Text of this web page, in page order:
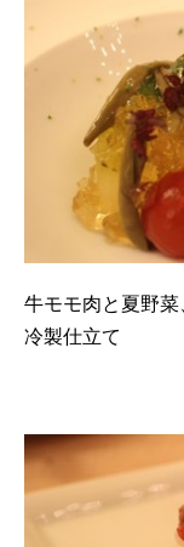
牛モモ肉と夏野
冷製仕立て